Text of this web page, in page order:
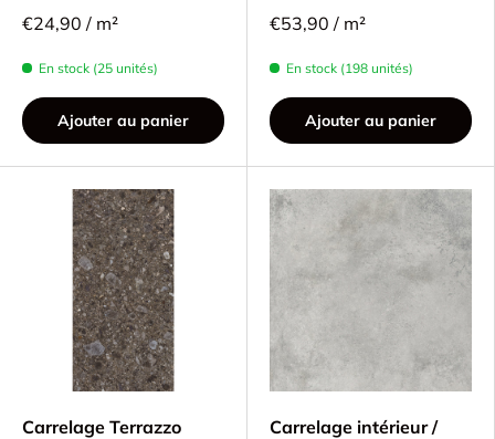
€24,90 / m²
En stock (25 unités)
Ajouter au panier
€53,90 / m²
En stock (198 unités)
Ajouter au panier
Carrelage Terrazzo
Carrelage intérieur /